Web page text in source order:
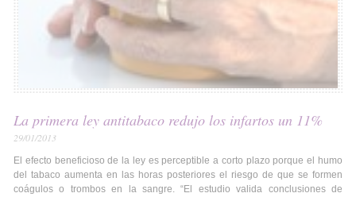
La primera ley antitabaco redujo los infartos un 11%
29/01/2013
El efecto beneficioso de la ley es perceptible a corto plazo porque el humo
del tabaco aumenta en las horas posteriores el riesgo de que se formen
coágulos o trombos en la sangre. “El estudio valida conclusiones de